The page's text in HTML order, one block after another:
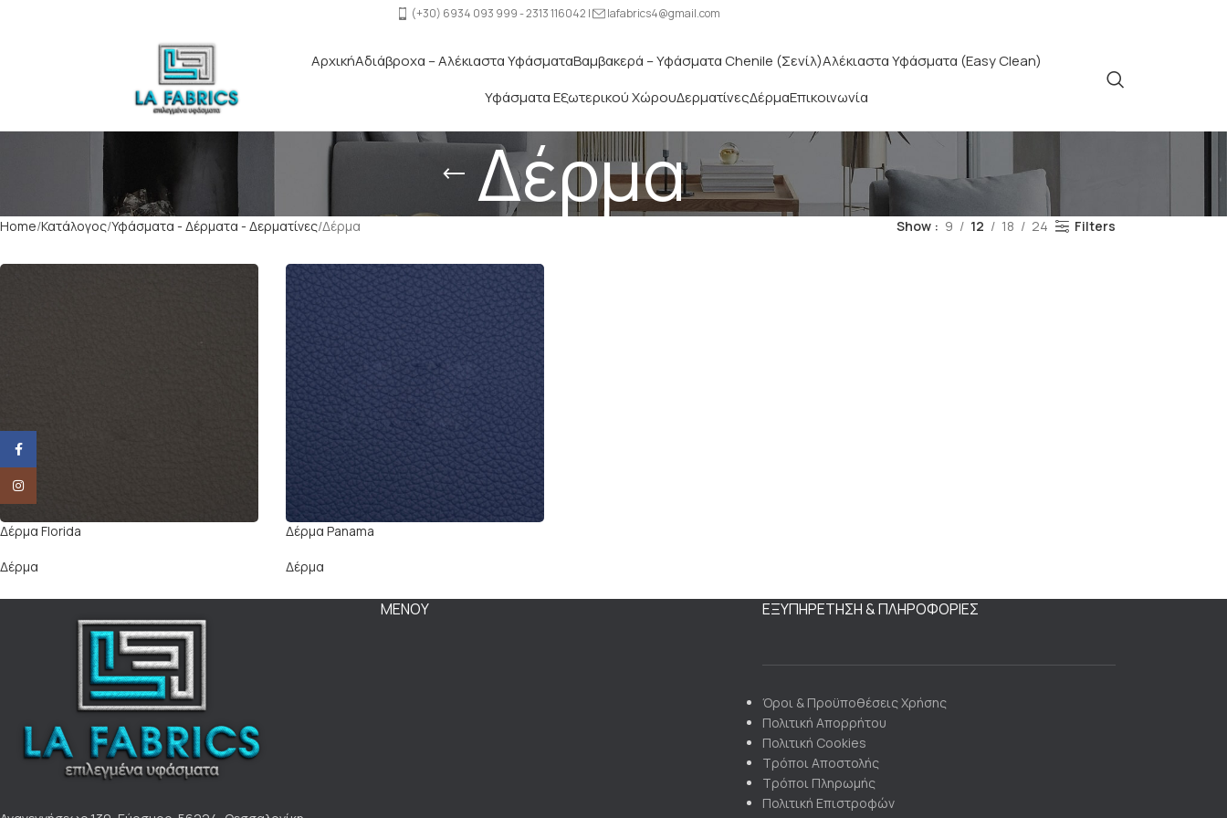
(+30) 6934 093 999 - 2313 116042 | lafabrics4@gmail.com
ΑρχικήΑδιάβροχα – Αλέκιαστα ΥφάσματαΒαμβακερά – Υφάσματα Chenile (Σενίλ)Αλέκιαστα Υφάσματα (Easy Clean)
Υφάσματα Εξωτερικού ΧώρουΔερματίνεςΔέρμαΕπικοινωνία
Δέρμα
Home Κατάλογος Υφάσματα - Δέρματα - Δερματίνες Δέρμα Show 9 12 18 24 Filters
Δέρμα Florida
Δέρμα
Δέρμα Panama
Δέρμα
ΜΕΝΟΥ ΕΞΥΠΗΡΕΤΗΣΗ & ΠΛΗΡΟΦΟΡΙΕΣ
Όροι & Προϋποθέσεις Χρήσης
Πολιτική Απορρήτου
Πολιτική Cookies
Τρόποι Αποστολής
Τρόποι Πληρωμής
Πολιτική Επιστροφών